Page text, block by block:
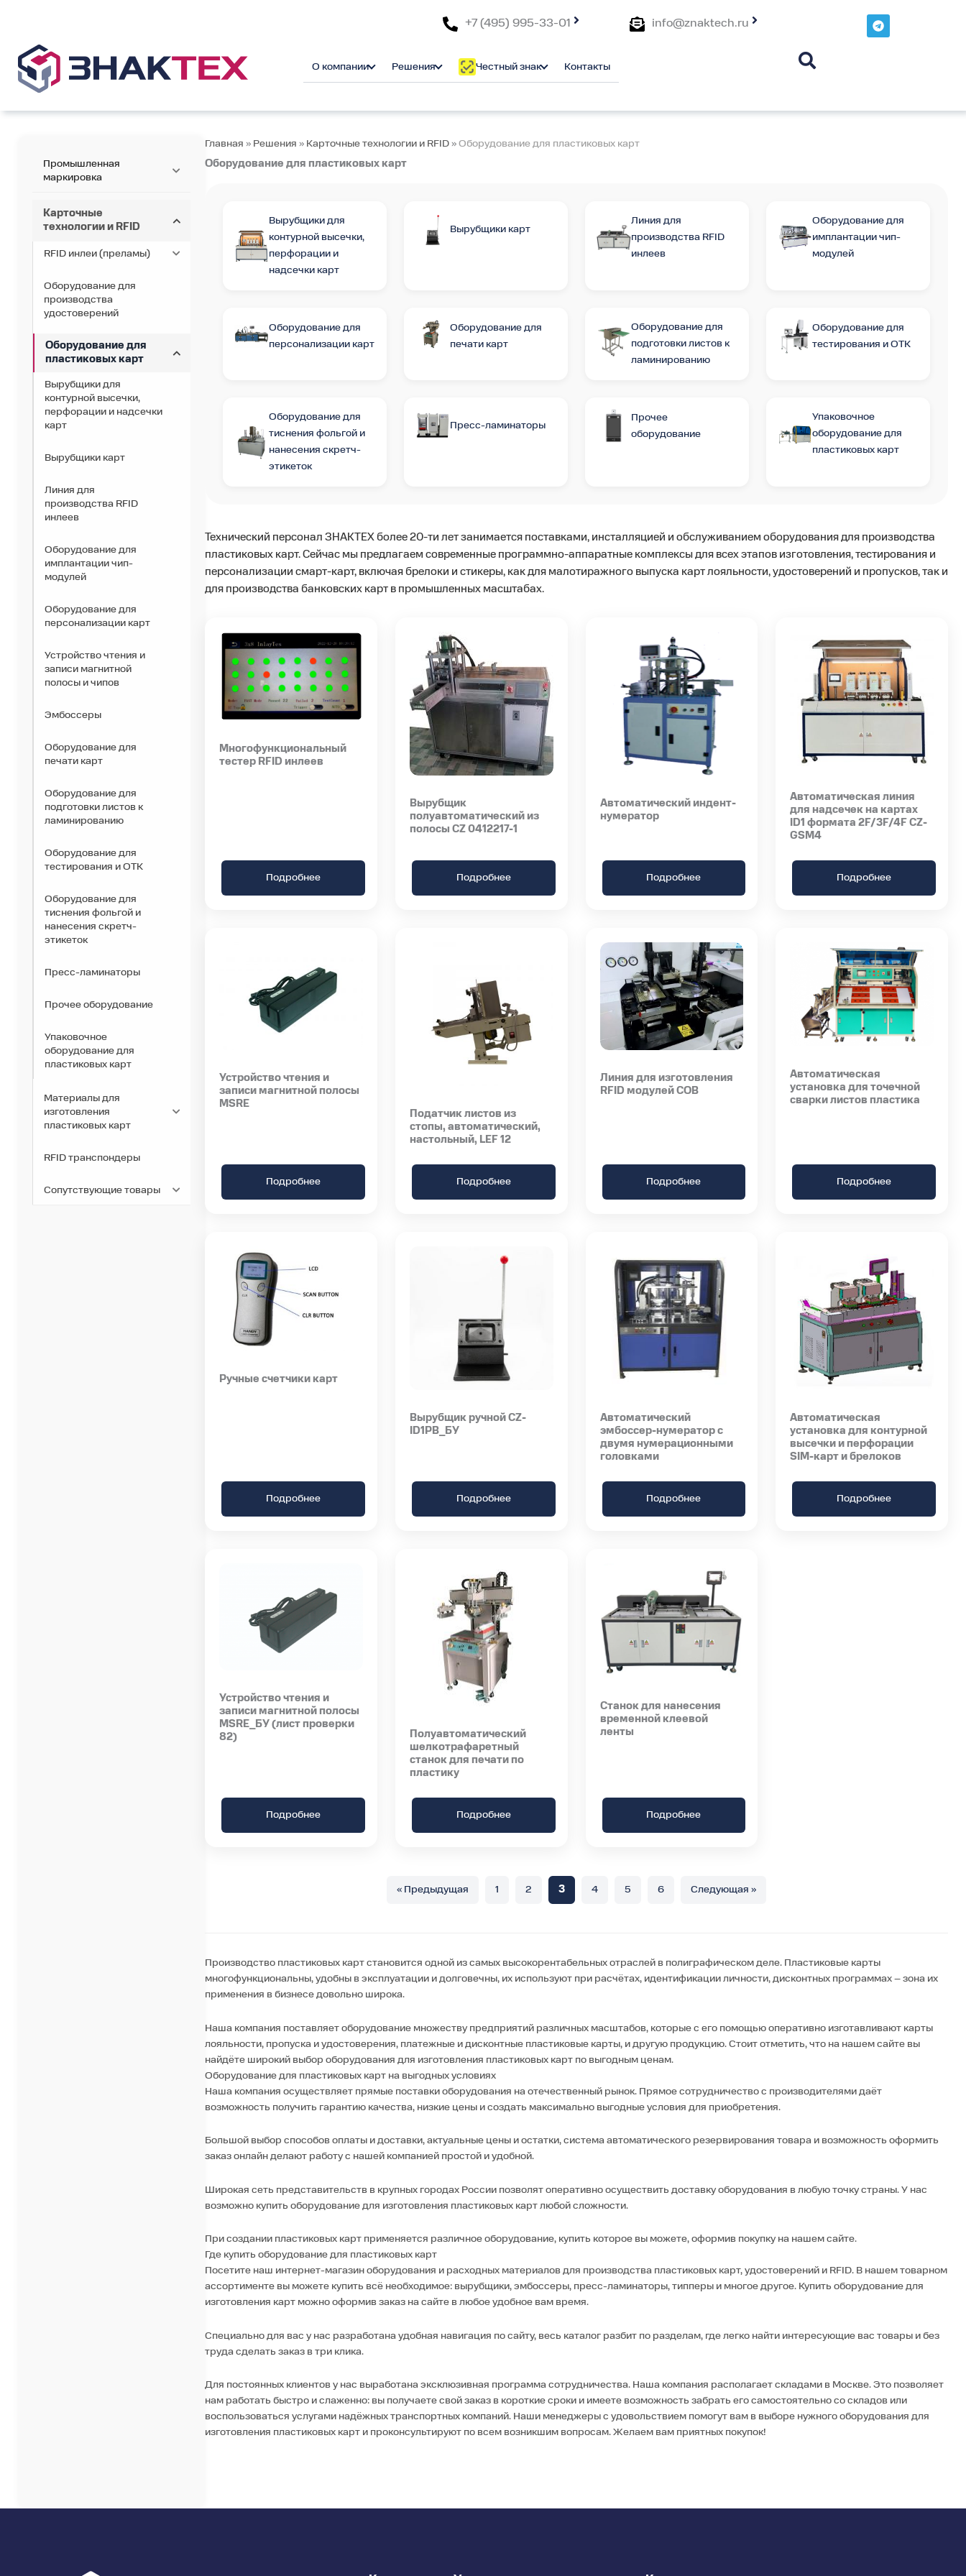
+7 (495) 995-33-01 info@znaktech.ru
T
e
О компании Решения Честный знак Контакты
Промышленная
маркировка
Карточные
технологии и RFID
RFID инлеи (преламы)
Оборудование для
производства
удостоверений
Оборудование для
пластиковых карт
Вырубщики для
контурной высечки,
перфорации и надсечки
карт
Вырубщики карт
Линия для
производства RFID
инлеев
Оборудование для
имплантации чип-
модулей
Оборудование для
персонализации карт
Устройство чтения и
записи магнитной
полосы и чипов
Эмбоссеры
Оборудование для
печати карт
Оборудование для
подготовки листов к
ламинированию
Оборудование для
тестирования и ОТК
Оборудование для
тиснения фольгой и
нанесения скретч-
этикеток
Пресс-ламинаторы
Прочее оборудование
Упаковочное
оборудование для
пластиковых карт
Материалы для
изготовления
пластиковых карт
RFID транспондеры
Сопутствующие товары
Главная » Решения » Карточные технологии и RFID » Оборудование для пластиковых карт
Оборудование для пластиковых карт
Вырубщики для
контурной высечки,
перфорации и
надсечки карт
Вырубщики карт
Линия для
производства RFID
инлеев
Оборудование для
имплантации чип-
модулей
Оборудование для
персонализации карт
Оборудование для
печати карт
Оборудование для
подготовки листов к
ламинированию
Оборудование для
тестирования и ОТК
Оборудование для
тиснения фольгой и
нанесения скретч-
этикеток
Пресс-ламинаторы
Прочее
оборудование
Упаковочное
оборудование для
пластиковых карт
Технический персонал ЗНАКТЕХ более 20-ти лет занимается поставками, инсталляцией и обслуживанием оборудования для производства
пластиковых карт. Сейчас мы предлагаем современные программно-аппаратные комплексы для всех этапов изготовления, тестирования и
персонализации смарт-карт, включая брелоки и стикеры, как для малотиражного выпуска карт лояльности, удостоверений и пропусков, так и
для производства банковских карт в промышленных масштабах.
Многофункциональный
тестер RFID инлеев
Подробнее
Вырубщик
полуавтоматический из
полосы CZ 0412217-1
Подробнее
Автоматический индент-
нумератор
Подробнее
Автоматическая линия
для надсечек на картах
ID1 формата 2F/3F/4F CZ-
GSM4
Подробнее
Устройство чтения и
записи магнитной полосы
MSRE
Подробнее
Податчик листов из
стопы, автоматический,
настольный, LEF 12
Подробнее
Линия для изготовления
RFID модулей COB
Подробнее
Автоматическая
установка для точечной
сварки листов пластика
Подробнее
Ручные счетчики карт
Подробнее
Вырубщик ручной CZ-
ID1PB_БУ
Подробнее
Автоматический
эмбоссер-нумератор с
двумя нумерационными
головками
Подробнее
Автоматическая
установка для контурной
высечки и перфорации
SIM-карт и брелоков
Подробнее
Устройство чтения и
записи магнитной полосы
MSRE_БУ (лист проверки
82)
Подробнее
Полуавтоматический
шелкотрафаретный
станок для печати по
пластику
Подробнее
Станок для нанесения
временной клеевой
ленты
Подробнее
« Предыдущая 1 2 3 4 5 6 Следующая »
Производство пластиковых карт становится одной из самых высокорентабельных отраслей в полиграфическом деле. Пластиковые карты
многофункциональны, удобны в эксплуатации и долговечны, их используют при расчётах, идентификации личности, дисконтных программах – зона их
применения в бизнесе довольно широка.
Наша компания поставляет оборудование множеству предприятий различных масштабов, которые с его помощью оперативно изготавливают карты
лояльности, пропуска и удостоверения, платежные и дисконтные пластиковые карты, и другую продукцию. Стоит отметить, что на нашем сайте вы
найдёте широкий выбор оборудования для изготовления пластиковых карт по выгодным ценам.
Оборудование для пластиковых карт на выгодных условиях
Наша компания осуществляет прямые поставки оборудования на отечественный рынок. Прямое сотрудничество с производителями даёт
возможность получить гарантию качества, низкие цены и создать максимально выгодные условия для приобретения.
Большой выбор способов оплаты и доставки, актуальные цены и остатки, система автоматического резервирования товара и возможность оформить
заказ онлайн делают работу с нашей компанией простой и удобной.
Широкая сеть представительств в крупных городах России позволят оперативно осуществить доставку оборудования в любую точку страны. У нас
возможно купить оборудование для изготовления пластиковых карт любой сложности.
При создании пластиковых карт применяется различное оборудование, купить которое вы можете, оформив покупку на нашем сайте.
Где купить оборудование для пластиковых карт
Посетите наш интернет-магазин оборудования и расходных материалов для производства пластиковых карт, удостоверений и RFID. В нашем товарном
ассортименте вы можете купить всё необходимое: вырубщики, эмбоссеры, пресс-ламинаторы, типперы и многое другое. Купить оборудование для
изготовления карт можно оформив заказ на сайте в любое удобное вам время.
Специально для вас у нас разработана удобная навигация по сайту, весь каталог разбит по разделам, где легко найти интересующие вас товары и без
труда сделать заказ в три клика.
Для постоянных клиентов у нас выработана эксклюзивная программа сотрудничества. Наша компания располагает складами в Москве. Это позволяет
нам работать быстро и слаженно: вы получаете свой заказ в короткие сроки и имеете возможность забрать его самостоятельно со складов или
воспользоваться услугами надёжных транспортных компаний. Наши менеджеры с удовольствием помогут вам в выборе нужного оборудования для
изготовления пластиковых карт и проконсультируют по всем возникшим вопросам. Желаем вам приятных покупок!